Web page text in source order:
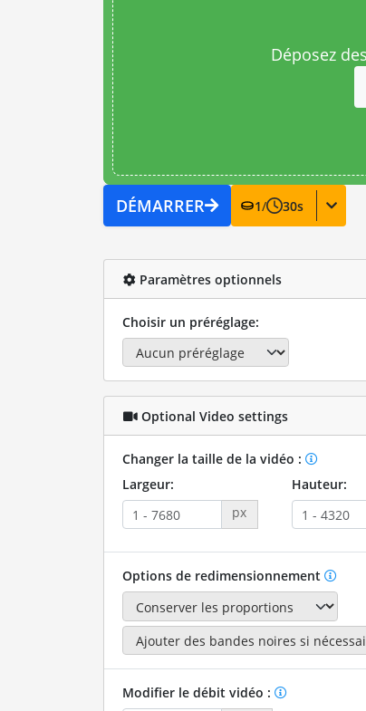
Déposez
DÉMARRER 1/ 30s
Paramètres optionnels
Choisir un préréglage:
Optional Video settings
Changer la taille de la vidéo :
Largeur:
px
Hauteur:
Options de redimensionnement
Modifier le débit vidéo :